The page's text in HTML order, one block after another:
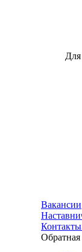
Для
Вакансии
Обратная